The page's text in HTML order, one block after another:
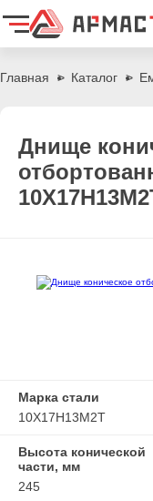
Главная
Каталог
Днище
Марка стали
10Х17Н13М2Т
Высота конической
части, мм
245